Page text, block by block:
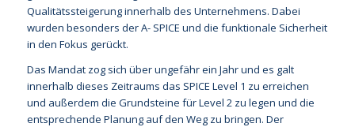
Qualitätssteigerung innerhalb des Unternehmens. Dabei
wurden besonders der A- SPICE und die funktionale Sicherheit
in den Fokus gerückt.
Das Mandat zog sich über ungefähr ein Jahr und es galt
innerhalb dieses Zeitraums das SPICE Level 1 zu erreichen
und außerdem die Grundsteine für Level 2 zu legen und die
entsprechende Planung auf den Weg zu bringen. Der